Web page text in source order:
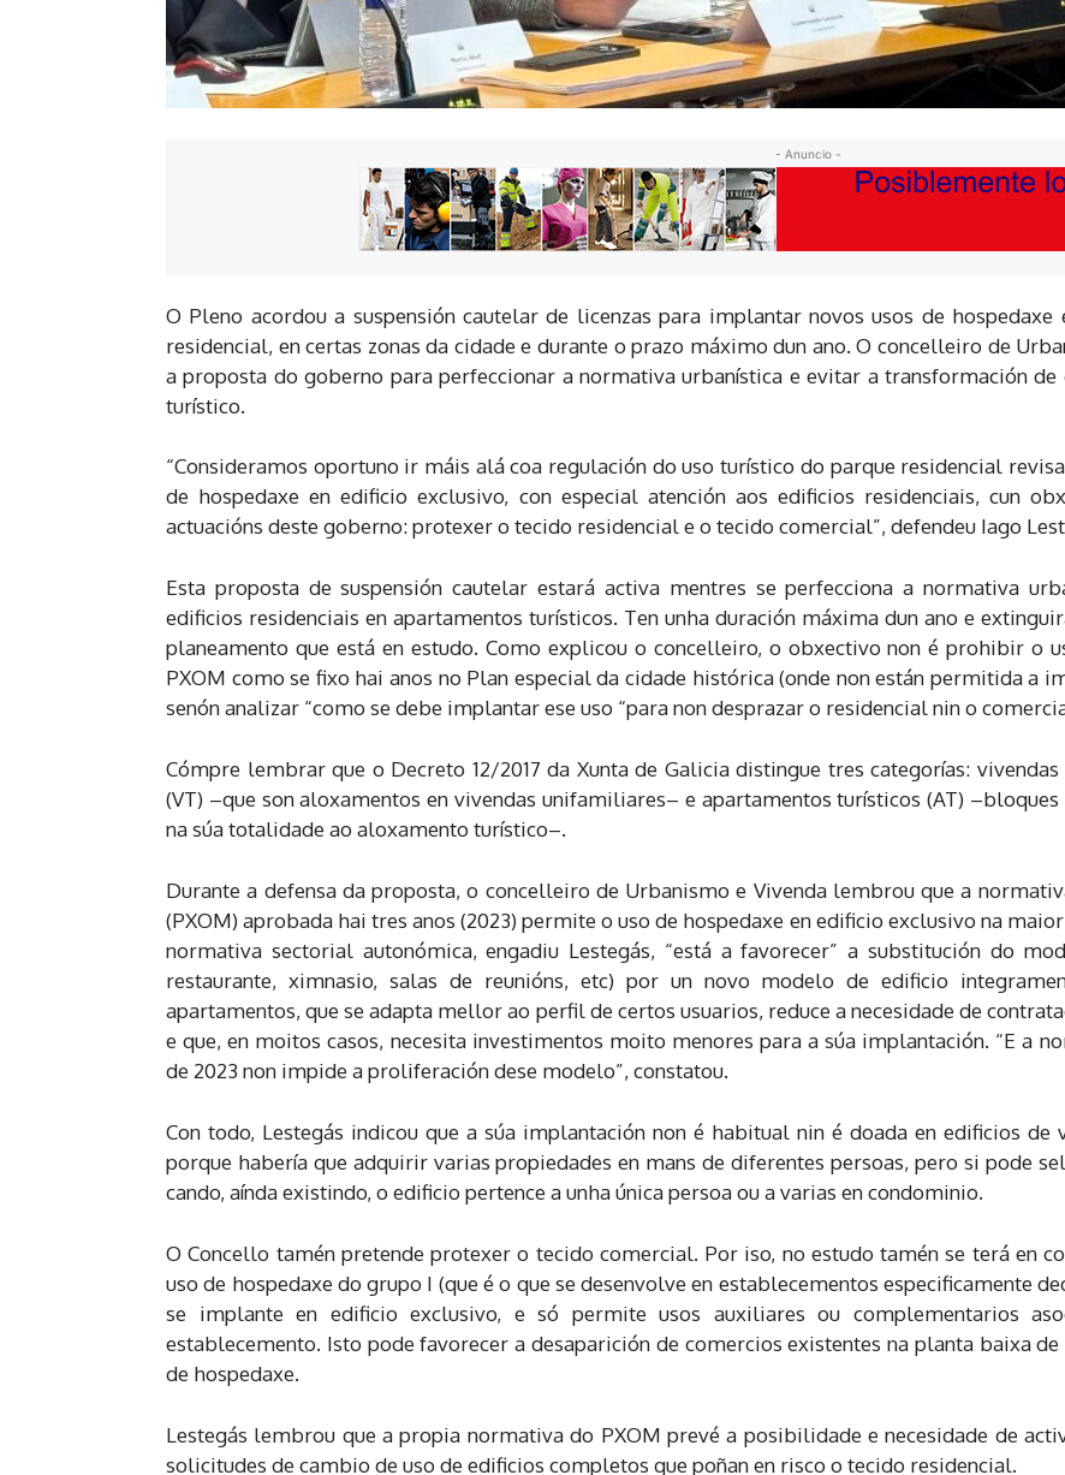
- Anuncio -
O Pleno acordou a suspensión cautelar de licenzas para implantar novos usos de
residencial, en certas zonas da cidade e durante o prazo máximo dun ano. O concelleiro de
a proposta do goberno para perfeccionar a normativa urbanística e evitar a transformación
turístico.
“Consideramos oportuno ir máis alá coa regulación do uso turístico do parque residencial
de hospedaxe en edificio exclusivo, con especial atención aos edificios residenciais, cun
actuacións deste goberno: protexer o tecido residencial e o tecido comercial”, defendeu Iago
Esta proposta de suspensión cautelar estará activa mentres se perfecciona a normativa
edificios residenciais en apartamentos turísticos. Ten unha duración máxima dun ano e
planeamento que está en estudo. Como explicou o concelleiro, o obxectivo non é prohibir o
PXOM como se fixo hai anos no Plan especial da cidade histórica (onde non están permitida a
senón analizar “como se debe implantar ese uso “para non desprazar o residencial nin o
Cómpre lembrar que o Decreto 12/2017 da Xunta de Galicia distingue tres categorías:
(VT) –que son aloxamentos en vivendas unifamiliares– e apartamentos turísticos (AT)
na súa totalidade ao aloxamento turístico–.
Durante a defensa da proposta, o concelleiro de Urbanismo e Vivenda lembrou que a
(PXOM) aprobada hai tres anos (2023) permite o uso de hospedaxe en edificio exclusivo na
normativa sectorial autonómica, engadiu Lestegás, “está a favorecer” a substitución do
restaurante, ximnasio, salas de reunións, etc) por un novo modelo de edificio
apartamentos, que se adapta mellor ao perfil de certos usuarios, reduce a necesidade de
e que, en moitos casos, necesita investimentos moito menores para a súa implantación. “E a
de 2023 non impide a proliferación dese modelo”, constatou.
Con todo, Lestegás indicou que a súa implantación non é habitual nin é doada en edificios
porque habería que adquirir varias propiedades en mans de diferentes persoas, pero si pode
cando, aínda existindo, o edificio pertence a unha única persoa ou a varias en condominio.
O Concello tamén pretende protexer o tecido comercial. Por iso, no estudo tamén se terá en
uso de hospedaxe do grupo I (que é o que se desenvolve en establecementos especificamente
se implante en edificio exclusivo, e só permite usos auxiliares ou complementarios
establecemento. Isto pode favorecer a desaparición de comercios existentes na planta baixa
de hospedaxe.
Lestegás lembrou que a propia normativa do PXOM prevé a posibilidade e necesidade de
solicitudes de cambio de uso de edificios completos que poñan en risco o tecido residencial.